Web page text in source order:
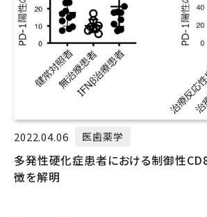
2022.04.06 医歯薬学
多発性硬化症患者における制御性
徴を解明